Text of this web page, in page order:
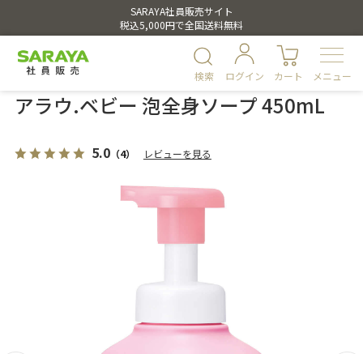
SARAYA社員販売サイト
税込5,000円で全国送料無料
検索 ログイン カート メニュー
アラウ.ベビー 泡全身ソープ 450mL
5.0（4） レビューを見る